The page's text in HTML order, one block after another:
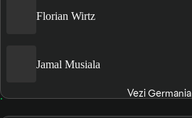
Florian Wirtz
Jamal Musiala
Vezi Germania